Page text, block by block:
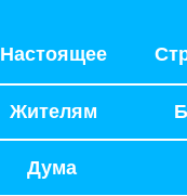
Настоящее
Жителям
Дума